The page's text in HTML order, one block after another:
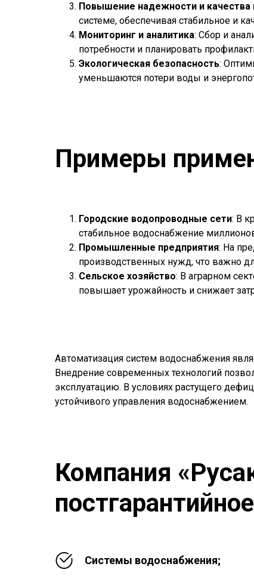
Повышение надежности и качества
системе, обеспечивая стабильное и
Мониторинг и аналитика: Сбор и
потребности и планировать
Экологическая безопасность:
уменьшаются потери воды и
Примеры
Городские водопроводные сети: В
стабильное водоснабжение
Промышленные предприятия: На
производственных нужд, что важно
Сельское хозяйство: В аграрном
повышает урожайность и снижает
Автоматизация систем водоснабжения
Внедрение современных технологий
эксплуатацию. В условиях растущего
устойчивого управления водоснабжением.
Компания
Системы водоснабжения;